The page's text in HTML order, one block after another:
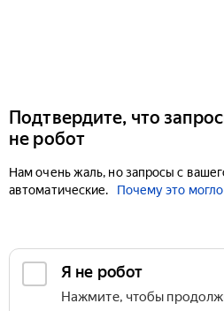
Подтвердите, что
не робот
Нам очень жаль, но запросы с
автоматические.
Почему это